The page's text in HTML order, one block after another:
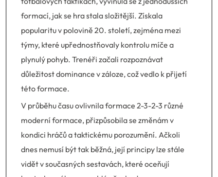
formací, jak se hra stala složitější. Získala
popularitu v polovině 20. století, zejména mezi
týmy, které upřednostňovaly kontrolu míče a
plynulý pohyb. Trenéři začali rozpoznávat
důležitost dominance v záloze, což vedlo k přijetí
této formace.
V průběhu času ovlivnila formace 2-3-2-3 různé
moderní formace, přizpůsobila se změnám v
kondici hráčů a taktickému porozumění. Ačkoli
dnes nemusí být tak běžná, její principy lze stále
vidět v současných sestavách, které oceňují